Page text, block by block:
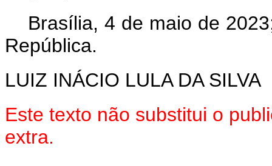
Brasília, 4 de maio de
República.
LUIZ INÁCIO LULA DA SILVA
Este texto não substitui o
extra.